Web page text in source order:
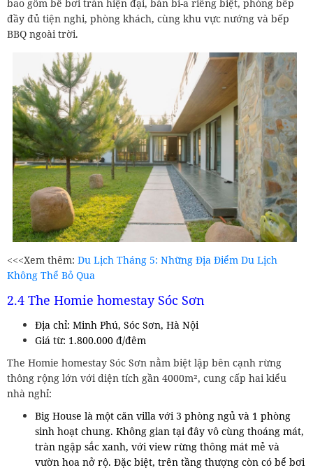
bao gồm bể bơi tràn hiện đại, bàn bi-a riêng biệt, phòng bếp
đầy đủ tiện nghi, phòng khách, cùng khu vực nướng và bếp
BBQ ngoài trời.
<<<Xem thêm: Du Lịch Tháng 5: Những Địa Điểm Du Lịch
Không Thể Bỏ Qua
2.4 The Homie homestay Sóc Sơn
Địa chỉ: Minh Phú, Sóc Sơn, Hà Nội
Giá từ: 1.800.000 đ/đêm
The Homie homestay Sóc Sơn nằm biệt lập bên cạnh rừng
thông rộng lớn với diện tích gần 4000m², cung cấp hai kiểu
nhà nghỉ:
Big House là một căn villa với 3 phòng ngủ và 1 phòng
sinh hoạt chung. Không gian tại đây vô cùng thoáng mát,
tràn ngập sắc xanh, với view rừng thông mát mẻ và
vườn hoa nở rộ. Đặc biệt, trên tầng thượng còn có bể bơi